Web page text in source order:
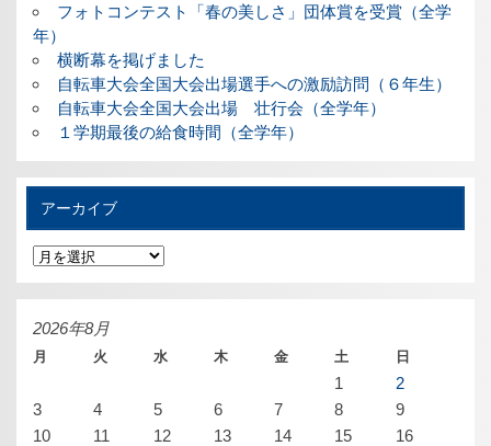
フォトコンテスト「春の美しさ」団体賞を受賞（全学
年）
横断幕を掲げました
自転車大会全国大会出場選手への激励訪問（６年生）
自転車大会全国大会出場 壮行会（全学年）
１学期最後の給食時間（全学年）
アーカイブ
ア
ー
カ
イ
ブ
2026年8月
月 火 水 木 金 土 日
1
2
3
4 5 6 7 8
9
10
11 12 13 14 15
16